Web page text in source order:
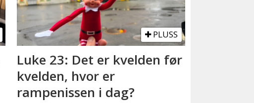
PLUSS
Luke 23: Det er kvelden før
kvelden, hvor er
rampenissen i dag?